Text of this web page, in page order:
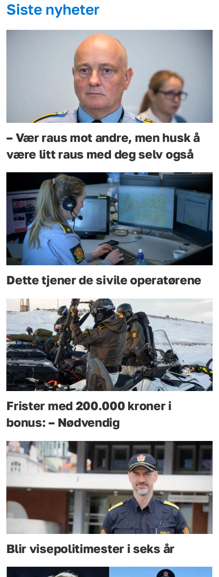
Siste nyheter
– Vær raus mot andre, men husk å
være litt raus med deg selv også
Dette tjener de sivile operatørene
Frister med 200.000 kroner i
bonus: – Nødvendig
Blir visepolitimester i seks år